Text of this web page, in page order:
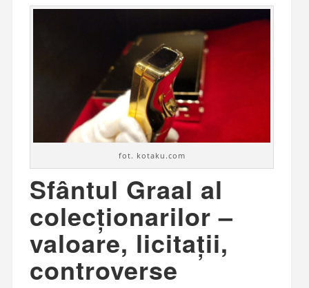
fot. kotaku.com
Sfântul Graal al
colecționarilor –
valoare, licitații,
controverse